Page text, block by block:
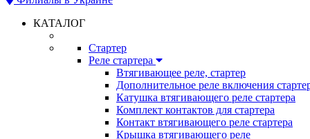
КАТАЛОГ
Стартер
Реле стартера
Втягивающее реле, стартер
Дополнительное реле включения
Катушка втягивающего реле стартера
Комплект контактов для стартера
Контакт втягивающего реле стартера
Крышка втягивающего реле